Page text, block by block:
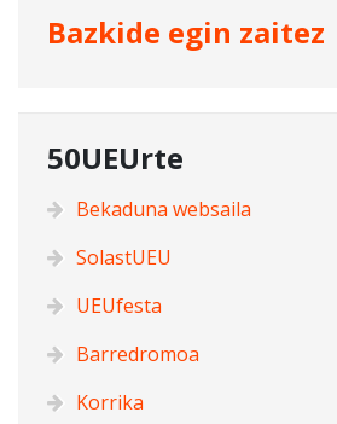
Bazkide egin zaitez
50UEUrte
Bekaduna websaila
SolastUEU
UEUfesta
Barredromoa
Korrika